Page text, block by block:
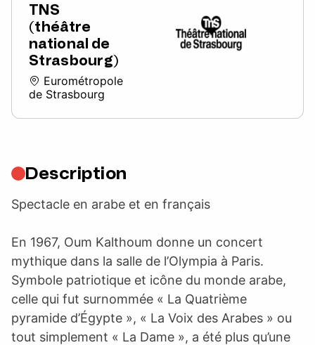
TNS
(théâtre
national de
Strasbourg)
Eurométropole
de Strasbourg
Description
Spectacle en arabe et en français
En 1967, Oum Kalthoum donne un concert
mythique dans la salle de l’Olympia à Paris.
Symbole patriotique et icône du monde arabe,
celle qui fut surnommée « La Quatrième
pyramide d’Égypte », « La Voix des Arabes » ou
tout simplement « La Dame », a été plus qu’une